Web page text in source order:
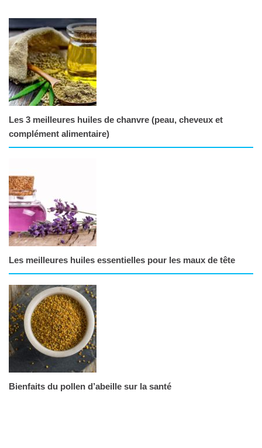
Les 3 meilleures huiles de chanvre (peau, cheveux et
complément alimentaire)
Les meilleures huiles essentielles pour les maux de tête
Bienfaits du pollen d’abeille sur la santé